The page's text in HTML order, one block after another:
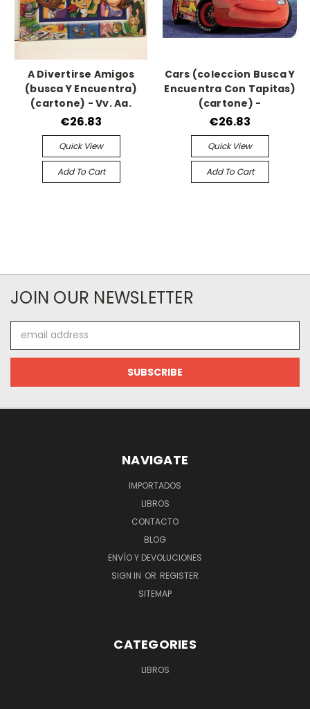
A Divertirse Amigos
(busca Y Encuentra)
(cartone) - Vv. Aa.
€26.83
Quick View
Add To Cart
Cars (coleccion Busca Y
Encuentra Con Tapitas)
(cartone) -
€26.83
Quick View
Add To Cart
JOIN OUR NEWSLETTER
Address
NAVIGATE
IMPORTADOS
LIBROS
CONTACTO
BLOG
ENVÍO Y DEVOLUCIONES
SIGN IN OR REGISTER
SITEMAP
CATEGORIES
LIBROS